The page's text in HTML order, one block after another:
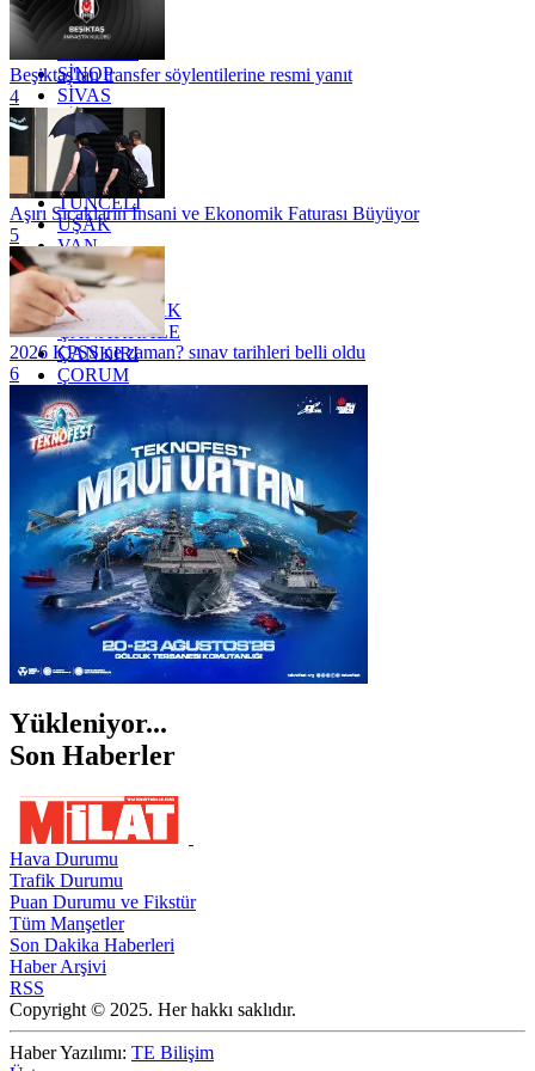
RİZE
SAKARYA
SİNOP
SİVAS
SİİRT
TEKİRDAĞ
TOKAT
TRABZON
TUNCELİ
UŞAK
VAN
YALOVA
YOZGAT
ZONGULDAK
ÇANAKKALE
ÇANKIRI
ÇORUM
İSTANBUL
İZMİR
ŞANLIURFA
ŞIRNAK
Beşiktaş'tan transfer söylentilerine resmi yanıt
4
Aşırı Sıcakların İnsani ve Ekonomik Faturası Büyüyor
5
2026 KPSS ne zaman? sınav tarihleri belli oldu
6
Yükleniyor...
Son Haberler
Hava Durumu
Trafik Durumu
Puan Durumu ve Fikstür
Tüm Manşetler
Son Dakika Haberleri
Haber Arşivi
RSS
Copyright © 2025. Her hakkı saklıdır.
Haber Yazılımı: TE Bilişim